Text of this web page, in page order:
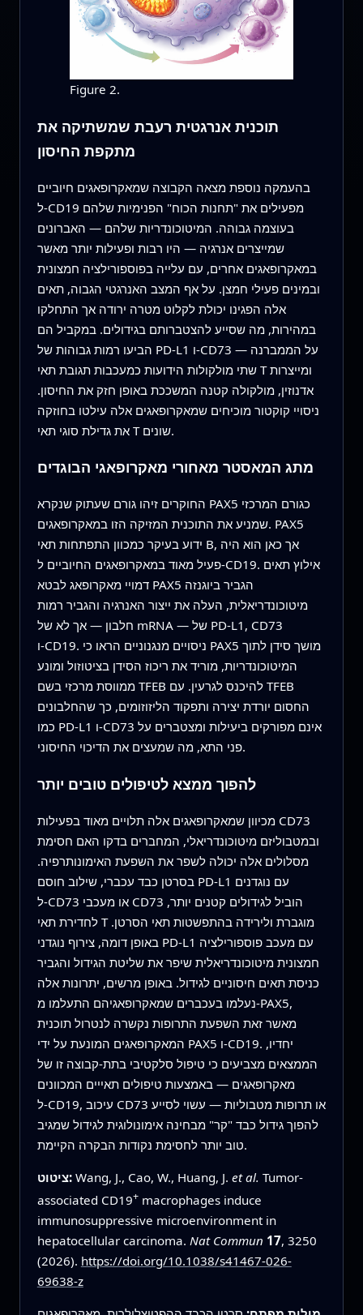
Figure 2.
תוכנית אנרגטית רעבת שמשתיקה את
מתקפת החיסון
בהעמקה נוספת מצאה הקבוצה שמאקרופאגים חיוביים
ל‑CD19 מפעילים את "תחנות הכוח" הפנימיות שלהם
בעוצמה גבוהה. המיטוכונדריות שלהם — האברונים
שמייצרים אנרגיה — היו רבות ופעילות יותר מאשר
במאקרופאגים אחרים, עם עלייה בפוספורילציה חמצונית
ובמינים פעילי חמצן. על אף המצב האנרגטי הגבוה, תאים
אלה הפגינו יכולת לקלוט מטרה ירודה אך התחלקו
במהירות, מה שסייע להצטברותם בגידולים. במקביל הם
הביעו רמות גבוהות של PD-L1 ו‑CD73 על הממברנה —
שתי מולקולות הידועות כמעכבות תגובת תאי T ומייצרות
אדנוזין, מולקולה קטנה המשככת באופן חזק את החיסון.
ניסויי קוקטור מוכיחים שמאקרופאגים אלה עילטו בחוזקה
את גדילת סוגי תאי T שונים.
מתג המאסטר מאחורי מאקרופאגי הבוגדים
החוקרים זיהו גורם שעתוק שנקרא PAX5 כגורם המרכזי
שמניע את התוכנית המזיקה הזו במאקרופאגים. PAX5
ידוע בעיקר כמכוון התפתחות תאי B, אך כאן הוא היה
פעיל מאוד במאקרופאגים החיוביים ל‑CD19. אילוץ תאים
דמויי מאקרופאג לבטא PAX5 הגביר ביוגנזה
מיטוכונדריאלית, העלה את ייצור האנרגיה והגביר רמות
חלבון — אך לא של mRNA — של PD-L1, CD73
ו‑CD19. ניסויים מנגנוניים הראו כי PAX5 מושך סידן לתוך
המיטוכונדריות, מוריד את ריכוז הסידן בציטוזול ומונע
ממווסת מרכזי בשם TFEB להיכנס לגרעין. עם TFEB
החסום יורדת יצירה ותפקוד הליזוזומים, כך שהחלבונים
כמו PD-L1 ו‑CD73 אינם מפורקים ביעילות ומצטברים על
פני התא, מה שמעצים את הדיכוי החיסוני.
להפוך ממצא לטיפולים טובים יותר
מכיוון שמאקרופאגים אלה תלויים מאוד בפעילות CD73
ובמטבוליזם מיטוכונדריאלי, המחברים בדקו האם חסימת
מסלולים אלה יכולה לשפר את השפעת האימונותרפיה.
בסרטן כבד עכברי, שילוב חוסם PD-L1 עם נוגדנים
ל‑CD73 או מעכבי CD73 הוביל לגידולים קטנים יותר,
לחדירת תאי T מוגברת ולירידה בהתפשטות תאי הסרטן.
באופן דומה, צירוף נוגדני PD-L1 עם מעכב פוספורילציה
חמצונית מיטוכונדריאלית שיפר את שליטת הגידול והגביר
כניסת תאים חיסוניים לגידול. באופן מרשים, יתרונות אלה
נעלמו בעכברים שמאקרופאגיהם התעלמו מ‑PAX5,
מאשר זאת השפעת התרופות נקשרה לנטרול תוכנית
המאקרופאגים המונעת על ידי PAX5 ו‑CD19. יחדיו,
הממצאים מצביעים כי טיפול סלקטיבי בתת‑קבוצה זו של
מאקרופאגים — באמצעות טיפולים תאייים המכוונים
ל‑CD19, עיכוב CD73 או תרופות מטבוליות — עשוי לסייע
להפוך גידול כבד "קר" מבחינה אימונולוגית לגידול שמגיב
טוב יותר לחסימת נקודות הבקרה הקיימת.
ציטוט: Wang, J., Cao, W., Huang, J. et al. Tumor-
associated CD19+macrophages induce
immunosuppressive microenvironment in
hepatocellular carcinoma. Nat Commun 17, 3250
(2026). https://doi.org/10.1038/s41467-026-
69638-z